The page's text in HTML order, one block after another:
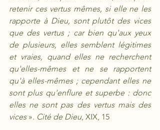
retenir ces vertus mêmes, si elle ne les
rapporte à Dieu, sont plutôt des vices
que des vertus ; car bien qu'aux yeux
de plusieurs, elles semblent légitimes
et vraies, quand elles ne recherchent
qu'elles-mêmes et ne se rapportent
qu'à elles-mêmes ; cependant elles ne
sont plus qu'enflure et superbe : donc
elles ne sont pas des vertus mais des
vices ». Cité de Dieu, XIX, 15